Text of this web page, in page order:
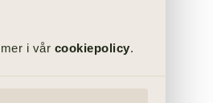
i vår cookiepolicy.